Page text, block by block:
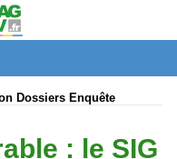
Dossiers Enquête
: le SIG